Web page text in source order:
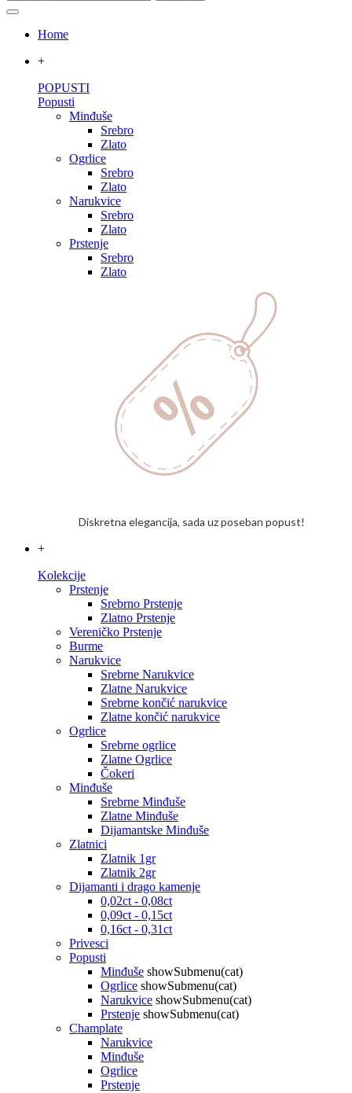
Home
+
POPUSTI
Popusti
Minđuše
Srebro
Zlato
Ogrlice
Srebro
Zlato
Narukvice
Srebro
Zlato
Prstenje
Srebro
Zlato
Diskretna elegancija, sada uz poseban popust!
+
Kolekcije
Prstenje
Srebrno Prstenje
Zlatno Prstenje
Vereničko Prstenje
Burme
Narukvice
Srebrne Narukvice
Zlatne Narukvice
Srebrne končić narukvice
Zlatne končić narukvice
Ogrlice
Srebrne ogrlice
Zlatne Ogrlice
Čokeri
Minđuše
Srebrne Minđuše
Zlatne Minđuše
Dijamantske Minđuše
Zlatnici
Zlatnik 1gr
Zlatnik 2gr
Dijamanti i drago kamenje
0,02ct - 0,08ct
0,09ct - 0,15ct
0,16ct - 0,31ct
Privesci
Popusti
Minđuše showSubmenu(cat)
Ogrlice showSubmenu(cat)
Narukvice showSubmenu(cat)
Prstenje showSubmenu(cat)
Champlate
Narukvice
Minđuše
Ogrlice
Prstenje